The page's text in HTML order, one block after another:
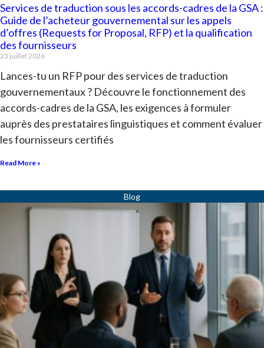
Services de traduction sous les accords-cadres de la GSA :
Guide de l’acheteur gouvernemental sur les appels
d’offres (Requests for Proposal, RFP) et la qualification
des fournisseurs
23 juillet 2026
Lances-tu un RFP pour des services de traduction
gouvernementaux ? Découvre le fonctionnement des
accords-cadres de la GSA, les exigences à formuler
auprès des prestataires linguistiques et comment évaluer
les fournisseurs certifiés
Read More »